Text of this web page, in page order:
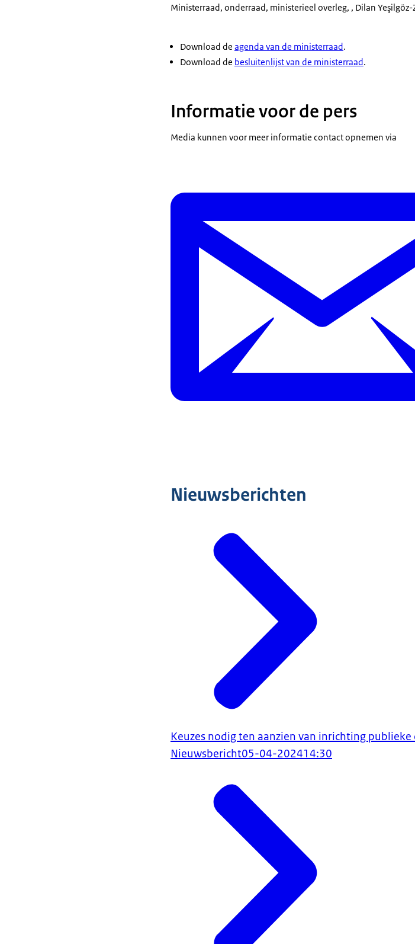
Ministerraad, onderraad, ministerieel overleg, , Dilan Yeşilgöz-
Download de agenda van de ministerraad.
Download de besluitenlijst van de ministerraad.
Informatie voor de pers
Media kunnen voor meer informatie contact opnemen via
Nieuwsberichten
Keuzes nodig ten aanzien van inrichting
Nieuwsbericht05-04-202414:30